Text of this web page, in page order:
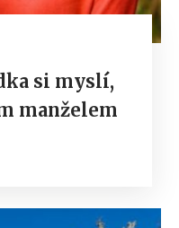
si myslí,
manželem